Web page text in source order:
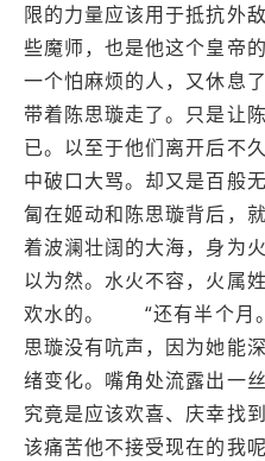
限的力量应该用于抵抗外
些魔师，也是他这个皇
一个怕麻烦的人，又休息
带着陈思璇走了。只是让
已。以至于他们离开后不
中破口大骂。却又是百
匐在姬动和陈思璇背后，
着波澜壮阔的大海，身为
以为然。水火不容，火属
欢水的。 “还有半个月
思璇没有吭声，因为她能
绪变化。嘴角处流露出一
究竟是应该欢喜、庆幸找
该痛苦他不接受现在的